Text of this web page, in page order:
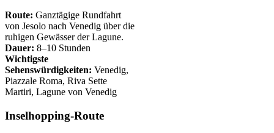
Route: Ganztägige Rundfahrt
von Jesolo nach Venedig über die
ruhigen Gewässer der Lagune.
Dauer: 8–10 Stunden
Wichtigste
Sehenswürdigkeiten: Venedig,
Piazzale Roma, Riva Sette
Martiri, Lagune von Venedig
Inselhopping-Route